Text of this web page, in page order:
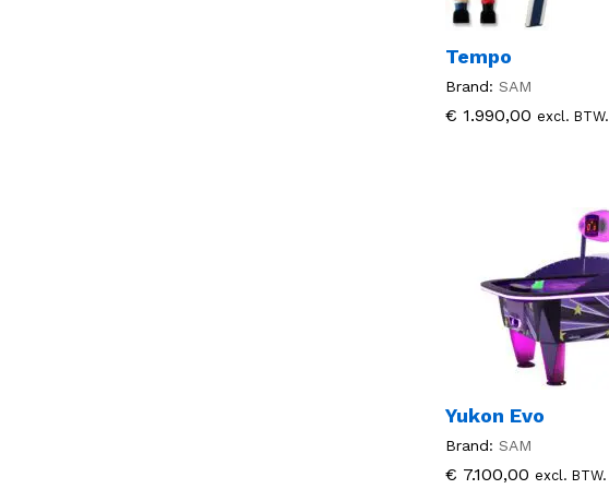
Tempo
Brand: SAM
€ 1.990,00 excl. BTW.
€ 1.990,00
Yukon Evo
Brand: SAM
€ 7.100,00 excl. BTW.
€ 7.100,00